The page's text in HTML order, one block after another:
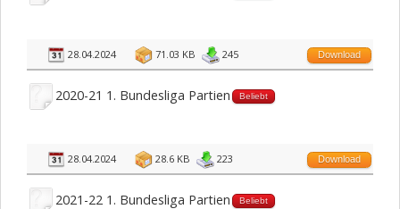
28.04.2024 71.03 KB 245 Download
2020-21 1. Bundesliga Partien Beliebt
28.04.2024 28.6 KB 223 Download
2021-22 1. Bundesliga Partien Beliebt